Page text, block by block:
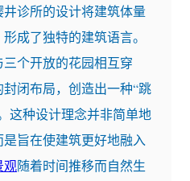
井诊所的设计将建筑体量
成了独特的建筑语言。
个开放的花园相互穿
闭布局，创造出一种“跳
这种设计理念并非简单地
旨在使建筑更好地融入
观随着时间推移而自然生